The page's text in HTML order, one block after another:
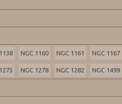
NGC 1160 NGC 1161 NGC 1167
NGC 1278 NGC 1282 NGC 1499